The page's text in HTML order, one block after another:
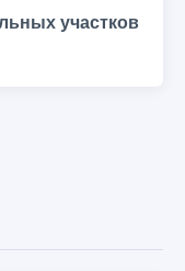
участков